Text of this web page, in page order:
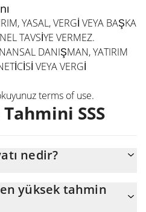
YASAL, VERGİ VEYA BAŞKA
TAVSİYE VERMEZ.
DANIŞMAN, YATIRIM
VEYA VERGİ
terms of use.
SSS
nedir?
işlem görüyor
en yüksek tahmin